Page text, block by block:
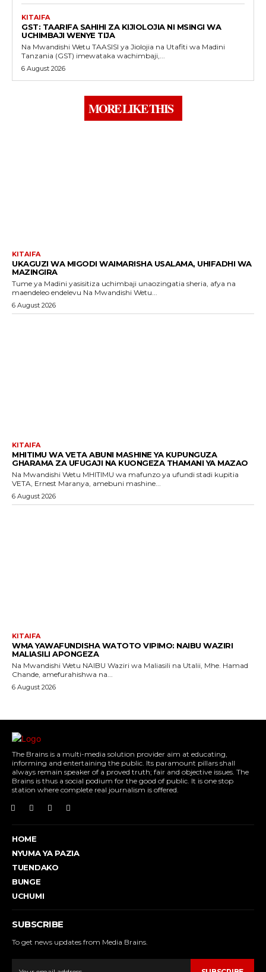
KITAIFA
GST: TAARIFA SAHIHI ZA KIJIOLOJIA NI MSINGI WA
UCHIMBAJI WENYE TIJA
Na Mwandishi Wetu TAASISI ya Jiolojia na Utafiti wa Madini
Tanzania (GST) imewataka wachimbaji,...
6 August 2026
MORE LIKE THIS
KITAIFA
UKAGUZI WA MIGODI WAIMARISHA USALAMA, UHIFADHI WA
MAZINGIRA
Tume ya Madini yasisitiza uchimbaji unaozingatia sheria, afya na
maendeleo endelevu Na Mwandishi Wetu...
6 August 2026
KITAIFA
MHITIMU WA VETA ABUNI MASHINE YA KUPUNGUZA
GHARAMA ZA UFUGAJI NA KUONGEZA THAMANI YA MAZAO
Na Mwandishi Wetu MHITIMU wa mafunzo ya ufundi stadi kupitia
VETA, Ernest Maranya, amebuni mashine...
6 August 2026
KITAIFA
WMA YAWAFUNDISHA WATOTO VIPIMO: NAIBU WAZIRI
MALIASILI APONGEZA
Na Mwandishi Wetu NAIBU Waziri wa Maliasili na Utalii, Mhe. Hamad
Chande, amefurahishwa na...
6 August 2026
The Brains is a multi-media solution provider aim at educating,
informing and entertaining the public. Its paramount pillars shall
always remain speaker of a proved truth; fair and objective issues. The
Brains is thus a social podium for the good of public. It is one stop
station where complete real journalism is offered.
HOME
NYUMA YA PAZIA
TUENDAKO
BUNGE
UCHUMI
SUBSCRIBE
To get news updates from Media Brains.